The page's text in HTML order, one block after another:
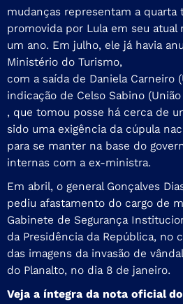
mudanças representam a quarta
promovida por Lula em seu
um ano. Em julho, ele já havia
Ministério do Turismo,
com a saída de Daniela Carneiro
indicação de Celso Sabino (União
, que tomou posse há cerca de
sido uma exigência da cúpula
para se manter na base do
internas com a ex-ministra.
Em abril, o general Gonçalves
pediu afastamento do cargo de
Gabinete de Segurança
da Presidência da República, no
das imagens da invasão de
do Planalto, no dia 8 de janeiro.
Veja a íntegra da nota oficial